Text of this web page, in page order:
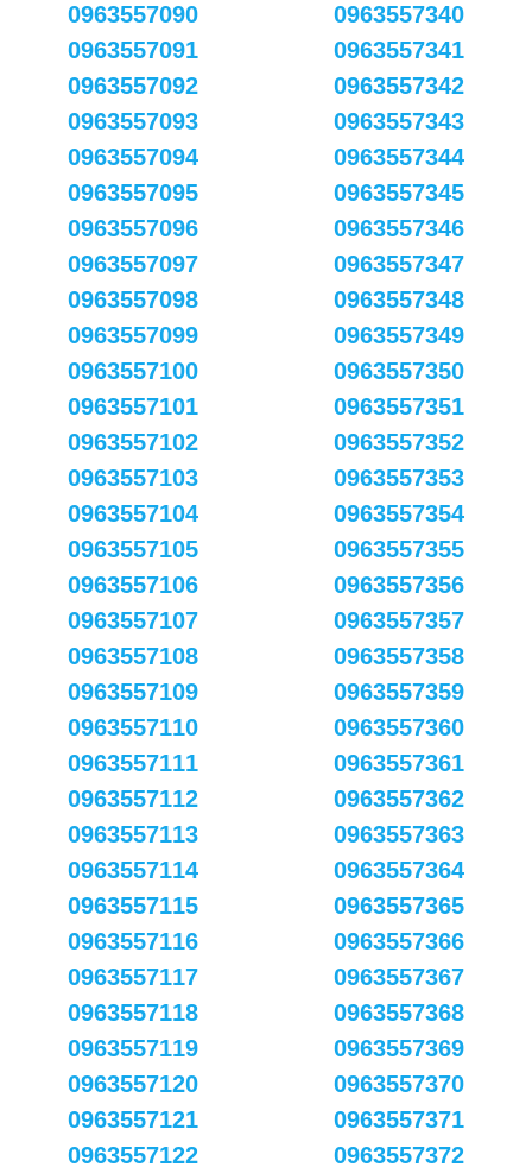
0963557090
0963557091
0963557092
0963557093
0963557094
0963557095
0963557096
0963557097
0963557098
0963557099
0963557100
0963557101
0963557102
0963557103
0963557104
0963557105
0963557106
0963557107
0963557108
0963557109
0963557110
0963557111
0963557112
0963557113
0963557114
0963557115
0963557116
0963557117
0963557118
0963557119
0963557120
0963557121
0963557122
0963557340
0963557341
0963557342
0963557343
0963557344
0963557345
0963557346
0963557347
0963557348
0963557349
0963557350
0963557351
0963557352
0963557353
0963557354
0963557355
0963557356
0963557357
0963557358
0963557359
0963557360
0963557361
0963557362
0963557363
0963557364
0963557365
0963557366
0963557367
0963557368
0963557369
0963557370
0963557371
0963557372